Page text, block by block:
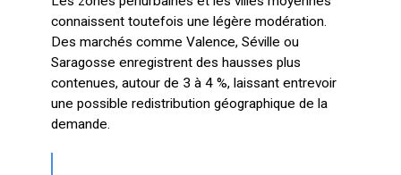
connaissent toutefois une légère modération.
Des marchés comme Valence, Séville ou
Saragosse enregistrent des hausses plus
contenues, autour de 3 à 4 %, laissant entrevoir
une possible redistribution géographique de la
demande.